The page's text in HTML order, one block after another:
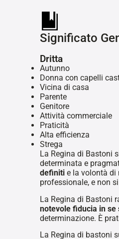
Significato
Dritta
Autunno
Donna con capelli
Vicina di casa
Parente
Genitore
Attività commerciale
Praticità
Alta efficienza
Strega
La Regina di Bastoni
determinata e
definitie la volontà di
professionale, e non
La Regina di Bastoni
notevole fiducia in se
determinazione. È
La Regina di bastoni